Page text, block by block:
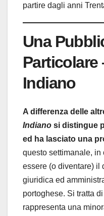
partire dagli anni
Una
Particolare
Indiano
A differenza delle
Indiano si distingue
ed ha lasciato una
questo settimanale, in
essere (o diventare) il
giuridica ed
portoghese. Si tratta
rappresenta una